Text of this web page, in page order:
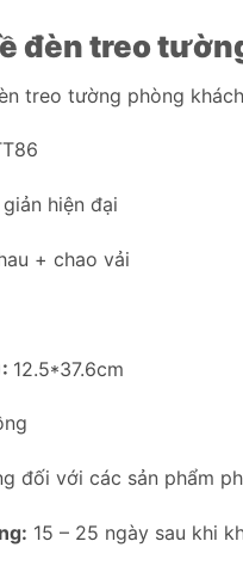
đèn treo
treo tường phòng
hiện đại
+ chao vải
12.5*37.6cm
đối với các sản phẩm
15 – 25 ngày sau khi